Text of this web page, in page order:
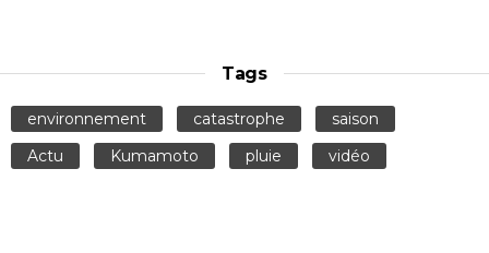
Tags
environnement catastrophe
saison
Actu
Kumamoto pluie vidéo